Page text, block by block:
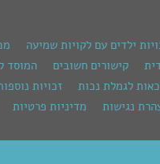
ילדים עם לקויות שמיעה
קישורים חשובים המוסד
לגמלת נכות זכויות
נגישות
מדיניות פרטיות